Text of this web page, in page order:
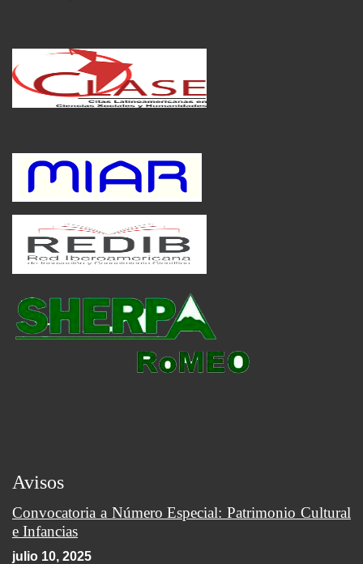
Avisos
Convocatoria a Número Especial: Patrimonio Cultural
e Infancias
julio 10, 2025